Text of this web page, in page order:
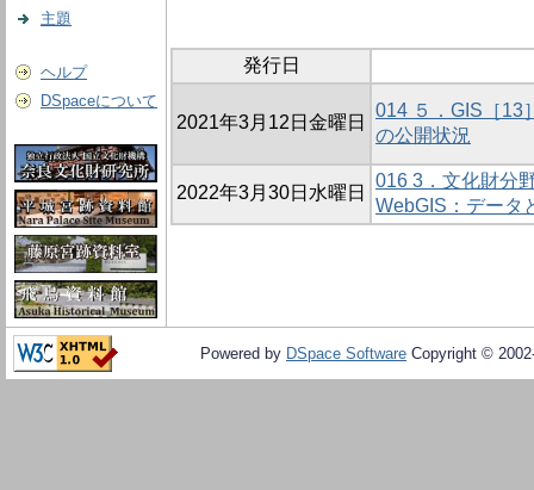
主題
ヘルプ
DSpaceについて
発行日
2021年3月12日金曜日
014 ５．GIS［13
の公開状況
2022年3月30日水曜日
016 3．文化財分
WebGIS：データ
Powered by DSpace Software Copyright ©